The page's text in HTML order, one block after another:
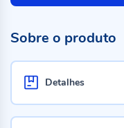
Sobre o produto
Detalhes